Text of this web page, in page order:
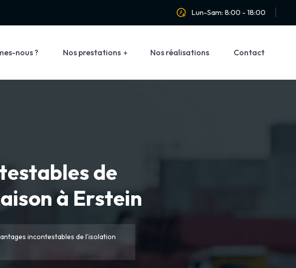
Lun-Sam: 8:00 - 18:00
nous ? Nos prestations Nos réalisations Contact
de
à Erstein
incontestables de l’isolation